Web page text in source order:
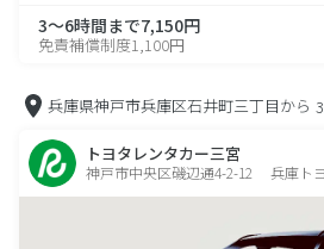
3～6時間まで7,150円
免責補償制度1,100円
兵庫県神戸市兵庫区石井町三丁目から
トヨタレンタカー三宮
神戸市中央区磯辺通4-2-12 兵庫ト